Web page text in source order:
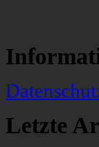
Letzte